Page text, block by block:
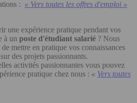
: « Vers toutes les offres d'emploi »
une expérience pratique pendant vos
à un poste d'étudiant salarié ? Nous
mettre en pratique vos connaissances
des projets passionnants.
activités passionnantes vous pouvez
pratique chez nous : « Vers toutes